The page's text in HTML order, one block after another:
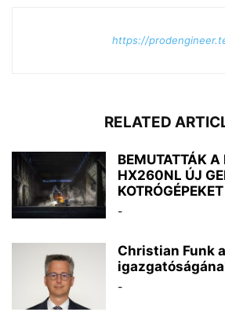
https://
RELATED
BEMUTATTÁK
HX260NL ÚJ
KOTRÓGÉPEKET
-
Christian Funk
-